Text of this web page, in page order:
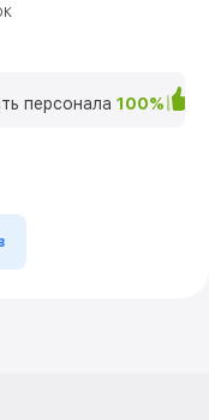
персонала 100%